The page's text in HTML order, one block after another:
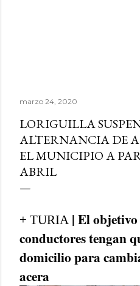
marzo 24, 2020
LORIGUILLA
ALTERNANCIA DE
EL MUNICIPIO A
ABRIL
+ TURIA | El objetivo
conductores tengan
domicilio para
acera